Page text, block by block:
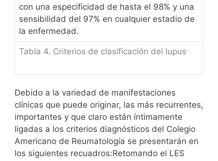
con una especificidad de hasta el 98% y una
sensibilidad del 97% en cualquier estadio de
la enfermedad.
Tabla 4. Criterios de clasificación del lupus
Debido a la variedad de manifestaciones
clínicas que puede originar, las más recurrentes,
importantes y que claro están íntimamente
ligadas a los criterios diagnósticos del Colegio
Americano de Reumatología se presentarán en
los siguientes recuadros:Retomando el LES